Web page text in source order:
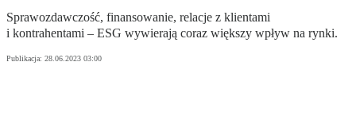
Sprawozdawczość, finansowanie, relacje z klientami
i kontrahentami – ESG wywierają coraz większy wpływ na rynki.
Publikacja: 28.06.2023 03:00